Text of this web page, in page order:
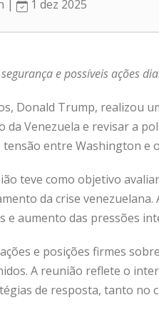
| 1 dez 2025
e possíveis ações
Donald Trump, realizou
da Venezuela e revisar a
tensão entre Washington e
teve como objetivo
da crise
e aumento das pressões
e posições firmes
A reunião reflete o
de resposta, tanto no